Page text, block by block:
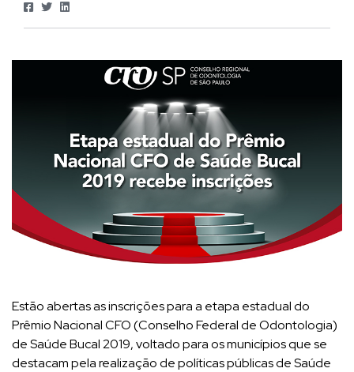
Estão abertas as inscrições para a etapa estadual do
Prêmio Nacional CFO (Conselho Federal de Odontologia)
de Saúde Bucal 2019, voltado para os municípios que se
destacam pela realização de políticas públicas de Saúde